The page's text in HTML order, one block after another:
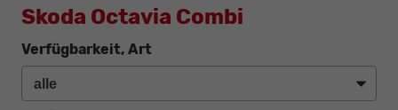
Skoda Octavia Combi
Verfügbarkeit, Art